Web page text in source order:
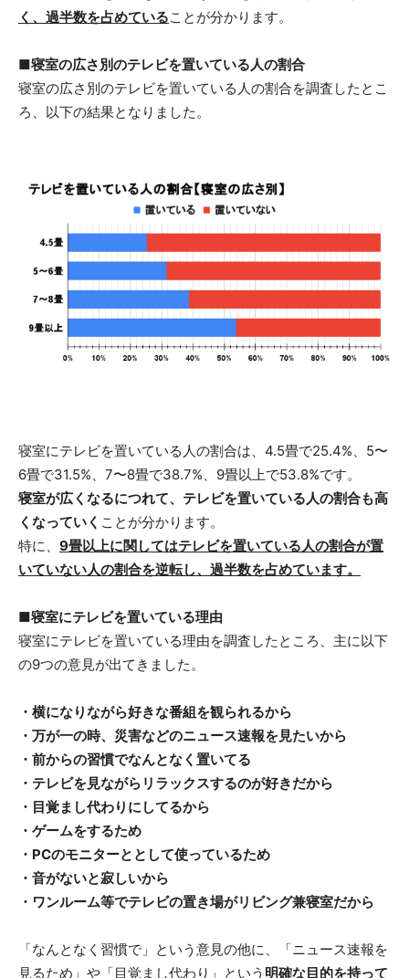
く、過半数を占めていることが分かります。
■寝室の広さ別のテレビを置いている人の割合
寝室の広さ別のテレビを置いている人の割合を調査したとこ
ろ、以下の結果となりました。
寝室にテレビを置いている人の割合は、4.5畳で25.4%、5〜
6畳で31.5%、7〜8畳で38.7%、9畳以上で53.8%です。
寝室が広くなるにつれて、テレビを置いている人の割合も高
くなっていく ことが分かります。
特に、 9畳以上に関してはテレビを置いている人の割合が置
いていない人の割合を逆転し、過半数を占めています。
■寝室にテレビを置いている理由
寝室にテレビを置いている理由を調査したところ、主に以下
の9つの意見が出てきました。
・横になりながら好きな番組を観られるから
・万が一の時、災害などのニュース速報を見たいから
・前からの習慣でなんとなく置いてる
・テレビを見ながらリラックスするのが好きだから
・目覚まし代わりにしてるから
・ゲームをするため
・PCのモニターととして使っているため
・音がないと寂しいから
・ワンルーム等でテレビの置き場がリビング兼寝室だから
「なんとなく習慣で」という意見の他に、「ニュース速報を
見るため」や「目覚まし代わり」という 明確な目的を持って